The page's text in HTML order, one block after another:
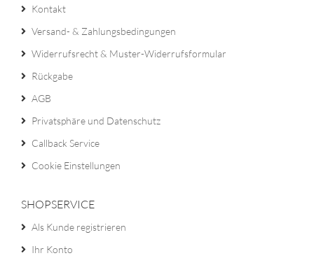
Kontakt
Versand- & Zahlungsbedingungen
Widerrufsrecht & Muster-Widerrufsformular
Rückgabe
AGB
Privatsphäre und Datenschutz
Callback Service
Cookie Einstellungen
SHOPSERVICE
Als Kunde registrieren
Ihr Konto